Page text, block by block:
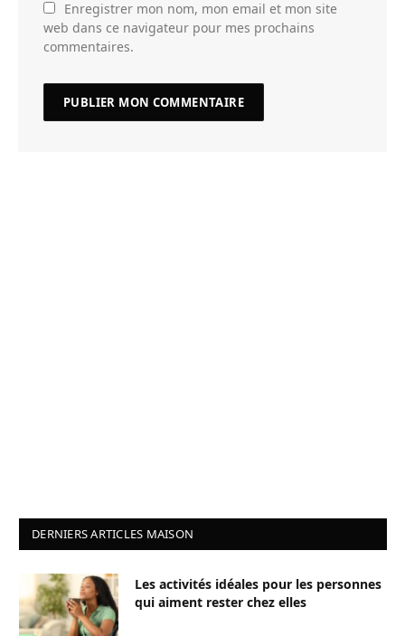
Enregistrer mon nom, mon email et mon site
web dans ce navigateur pour mes prochains
commentaires.
DERNIERS ARTICLES MAISON
Les activités idéales pour les personnes
qui aiment rester chez elles